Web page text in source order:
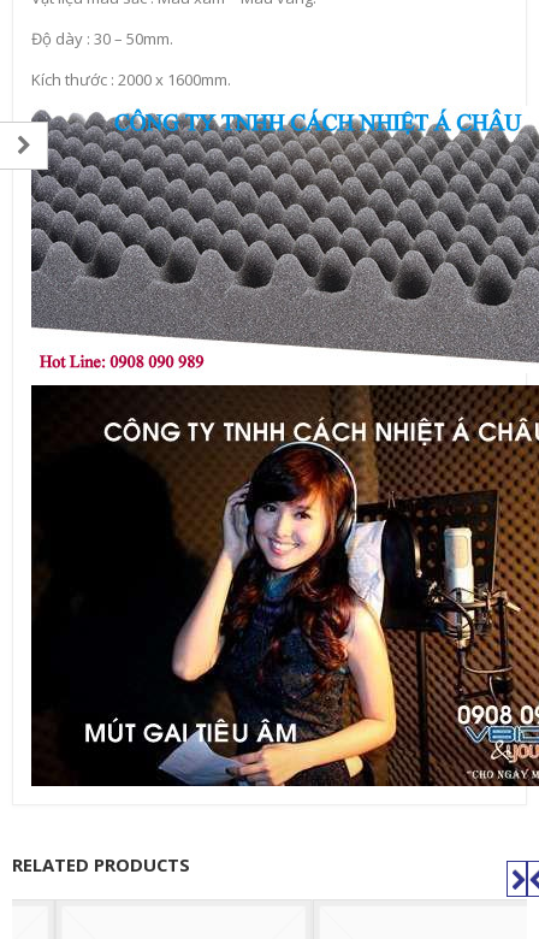
Độ dày : 30 – 50mm.
Kích thước : 2000 x 1600mm.
RELATED PRODUCTS